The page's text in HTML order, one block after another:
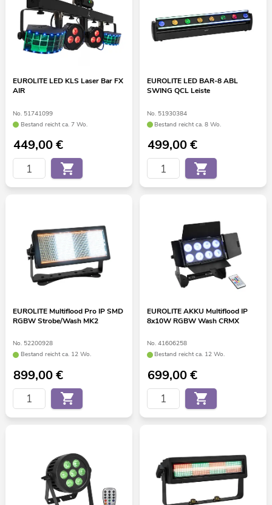
EUROLITE LED KLS Laser Bar FX
AIR
No. 51741099
Bestand reicht ca. 7 Wo.
449,00€
EUROLITE LED BAR-8 ABL
SWING QCL Leiste
No. 51930384
Bestand reicht ca. 8 Wo.
499,00€
EUROLITE Multiflood Pro IP SMD
RGBW Strobe/Wash MK2
No. 52200928
Bestand reicht ca. 12 Wo.
899,00€
EUROLITE AKKU Multiflood IP
8x10W RGBW Wash CRMX
No. 41606258
Bestand reicht ca. 12 Wo.
699,00€